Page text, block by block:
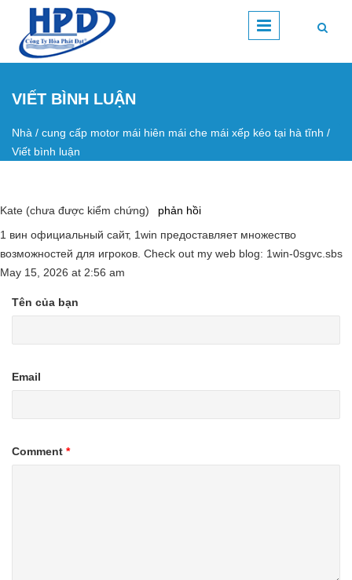
Nhảy đến nội dung
VIẾT BÌNH LUẬN
Bạn đang ở đây
Nhà / cung cấp motor mái hiên mái che mái xếp kéo tại hà tĩnh /
Viết bình luận
Kate (chưa được kiểm chứng)
phản hồi
1 вин официальный сайт, 1win предоставляет множество
возможностей для игроков. Check out my web blog: 1win-0sgvc.sbs
May 15, 2026 at 2:56 am
Tên của bạn
Email
Comment *